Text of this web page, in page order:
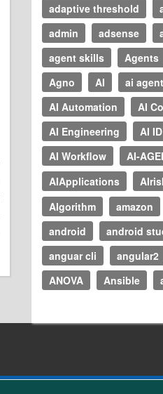
adaptive threshold
admin
adsense
agent skills
Agents
Agno
AI
ai agent
AI Automation
AI
AI Engineering
AI
AI Workflow
AI-
AIApplications
Algorithm
amazon
android
android
anguar cli
angular2
ANOVA
Ansible